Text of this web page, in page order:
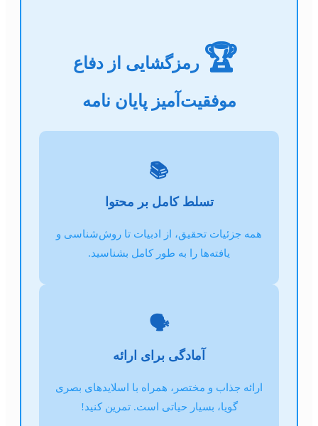
🏆 رمزگشایی از دفاع
موفقیت‌آمیز پایان نامه
📚
تسلط کامل بر محتوا
همه جزئیات تحقیق، از ادبیات تا روش‌شناسی و
یافته‌ها را به طور کامل بشناسید.
🗣️
آمادگی برای ارائه
ارائه جذاب و مختصر، همراه با اسلایدهای بصری
گویا، بسیار حیاتی است. تمرین کنید!